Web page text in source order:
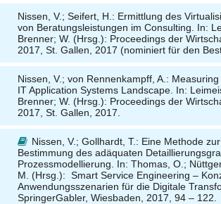
Nissen, V.; Seifert, H.: Ermittlung des
von Beratungsleistungen im Consulting. In:
Brenner; W. (Hrsg.): Proceedings der
2017, St. Gallen, 2017 (nominiert für den
Nissen, V.; von Rennenkampff, A.:
IT Application Systems Landscape. In:
Brenner; W. (Hrsg.): Proceedings der
2017, St. Gallen, 2017.
Nissen, V.; Gollhardt, T.: Eine Methode
Bestimmung des adäquaten
Prozessmodellierung.
In: Thomas, O.;
M. (Hrsg.): Smart Service Engineering –
Anwendungsszenarien für die Digitale
SpringerGabler, Wiesbaden, 2017, 94 – 122.